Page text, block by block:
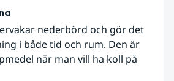
nederbörd och gör det
i både tid och rum. Den är
när man vill ha koll på